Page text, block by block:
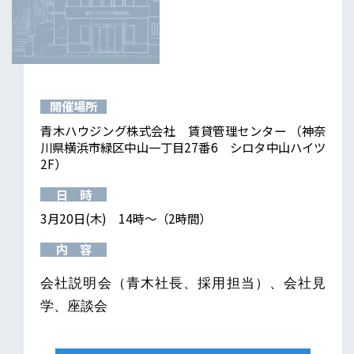
開催場所
青木ハウジング株式会社 賃貸管理センター （神奈
川県横浜市緑区中山一丁目27番6 シロタ中山ハイツ
2F）
日 時
3月20日(木) 14時～（2時間）
内 容
会社説明会（青木社長、採用担当）、会社見
学、座談会